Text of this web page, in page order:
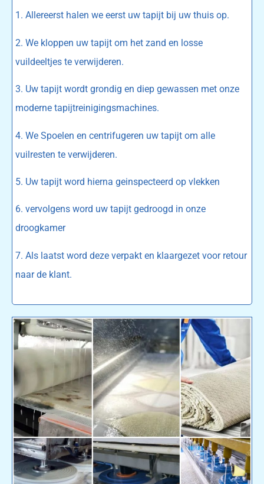
1. Allereerst halen we eerst uw tapijt bij uw thuis op.
2. We kloppen uw tapijt om het zand en losse
vuildeeltjes te verwijderen.
3. Uw tapijt wordt grondig en diep gewassen met onze
moderne tapijtreinigingsmachines.
4. We Spoelen en centrifugeren uw tapijt om alle
vuilresten te verwijderen.
5. Uw tapijt word hierna geinspecteerd op vlekken
6. vervolgens word uw tapijt gedroogd in onze
droogkamer
7. Als laatst word deze verpakt en klaargezet voor retour
naar de klant.